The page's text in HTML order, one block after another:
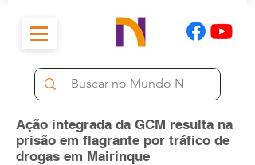
Ação integrada da GCM resulta na
prisão em flagrante por tráfico de
drogas em Mairinque